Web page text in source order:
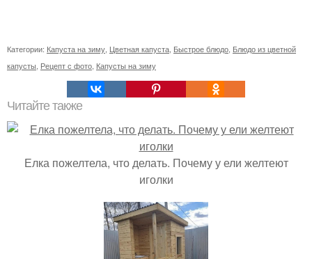
Категории: Капуста на зиму Цветная капуста Быстрое блюдо Блюдо из цветной
капусты Рецепт с фото Капусты на зиму
Читайте также
Елка пожелтела, что делать. Почему у ели желтеют
иголки